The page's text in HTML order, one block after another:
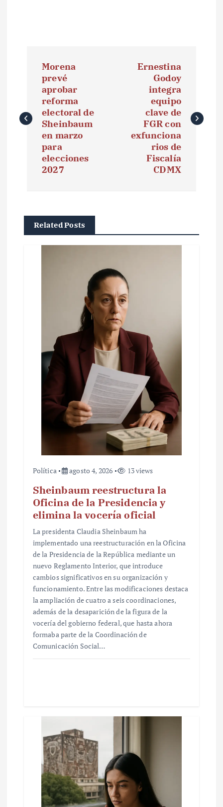
e
ó
n
Morena
prevé
aprobar
reforma
electoral de
Sheinbaum
en marzo
para
elecciones
2027
Ernestina
Godoy
integra
equipo
clave de
FGR con
exfunciona
rios de
Fiscalía
CDMX
Related Posts
Política agosto 4, 2026 13 views
Sheinbaum reestructura la
Oficina de la Presidencia y
elimina la vocería oficial
La presidenta Claudia Sheinbaum ha
implementado una reestructuración en la Oficina
de la Presidencia de la República mediante un
nuevo Reglamento Interior, que introduce
cambios significativos en su organización y
funcionamiento. Entre las modificaciones destaca
la ampliación de cuatro a seis coordinaciones,
además de la desaparición de la figura de la
vocería del gobierno federal, que hasta ahora
formaba parte de la Coordinación de
Comunicación Social…